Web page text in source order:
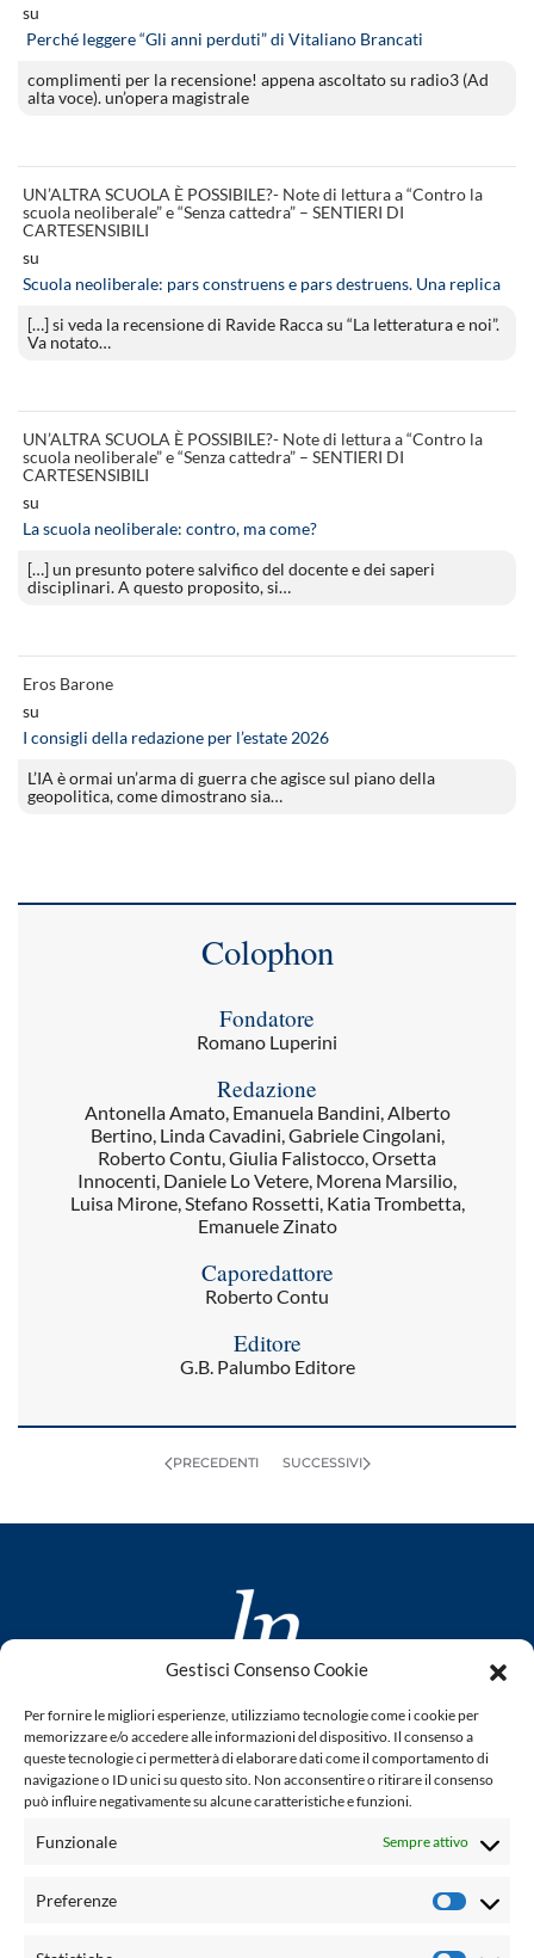
Gestisci Consenso Cookie
Per fornire le migliori esperienze, utilizziamo tecnologie come i cookie per
memorizzare e/o accedere alle informazioni del dispositivo. Il consenso a
queste tecnologie ci permetterà di elaborare dati come il comportamento di
navigazione o ID unici su questo sito. Non acconsentire o ritirare il consenso
può influire negativamente su alcune caratteristiche e funzioni.
Funzionale Sempre attivo
Preferenze
su
Perché leggere “Gli anni perduti” di Vitaliano Brancati
complimenti per la recensione! appena ascoltato su radio3 (Ad
alta voce). un’opera magistrale
UN’ALTRA SCUOLA È POSSIBILE?- Note di lettura a “Contro la
scuola neoliberale” e “Senza cattedra” – SENTIERI DI
CARTESENSIBILI
su
Scuola neoliberale: pars construens e pars destruens. Una replica
[…] si veda la recensione di Ravide Racca su “La letteratura e noi”.
Va notato…
UN’ALTRA SCUOLA È POSSIBILE?- Note di lettura a “Contro la
scuola neoliberale” e “Senza cattedra” – SENTIERI DI
CARTESENSIBILI
su
La scuola neoliberale: contro, ma come?
[…] un presunto potere salvifico del docente e dei saperi
disciplinari. A questo proposito, si…
Eros Barone
su
I consigli della redazione per l’estate 2026
L’IA è ormai un’arma di guerra che agisce sul piano della
geopolitica, come dimostrano sia…
Colophon
Fondatore
Romano Luperini
Redazione
Antonella Amato, Emanuela Bandini, Alberto
Bertino, Linda Cavadini, Gabriele Cingolani,
Roberto Contu, Giulia Falistocco, Orsetta
Innocenti, Daniele Lo Vetere, Morena Marsilio,
Luisa Mirone, Stefano Rossetti, Katia Trombetta,
Emanuele Zinato
Caporedattore
Roberto Contu
Editore
G.B. Palumbo Editore
PRECEDENTI SUCCESSIVI
www.laletteraturaenoi.it
fondato da Romano Luperini
Questo blog non rappresenta una testata giornalistica in
quanto viene aggiornato senza alcuna periodicità. Non può
legge n° 62 del 7.03.2001. L'autore non è responsabile per